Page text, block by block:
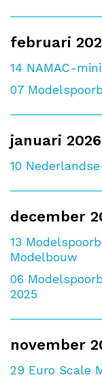
februari
14 NAMAC-
07
januari 2026
10
december
13
Modelbouw
06
2025
november
29 Euro Scale